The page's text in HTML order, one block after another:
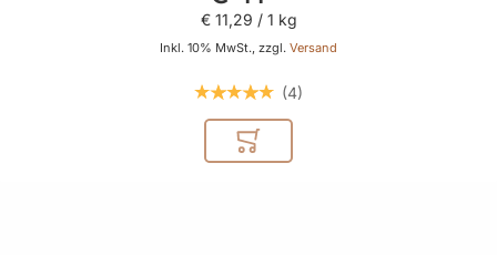
Inkl. 10% MwSt., zzgl. Versand
€ 11,29 / 1 kg
4
In den Warenkorb